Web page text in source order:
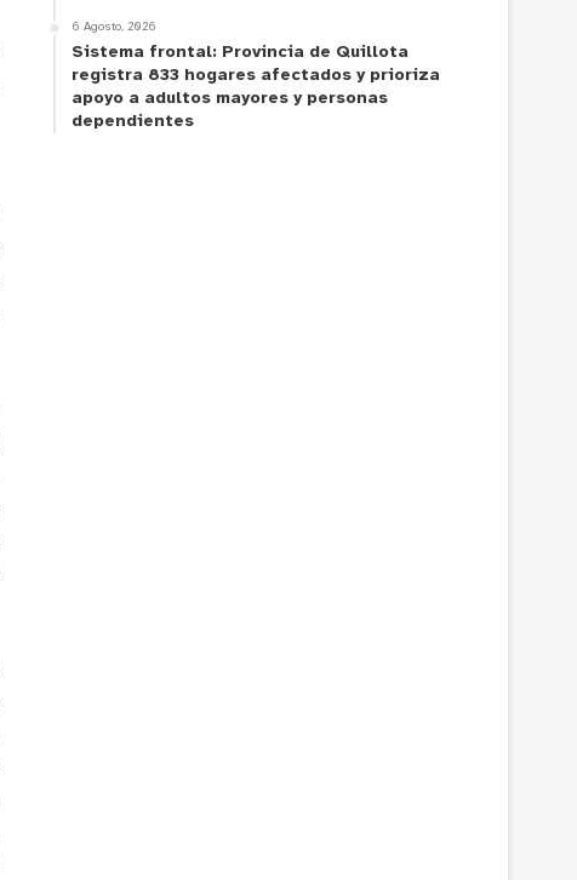
6 Agosto, 2026
Sistema frontal: Provincia de Quillota
registra 833 hogares afectados y prioriza
apoyo a adultos mayores y personas
dependientes